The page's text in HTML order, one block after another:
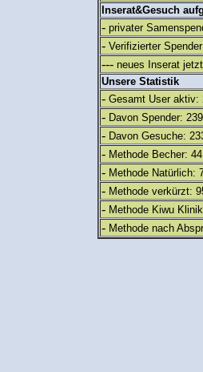
Inserat&Gesuch
- privater
- Verifizierter
--- neues Inserat
Unsere Statistik
- Gesamt User aktiv:
- Davon Spender:
- Davon Gesuche:
- Methode Becher:
- Methode Natürlich:
- Methode verkürzt:
- Methode Kiwu
- Methode nach